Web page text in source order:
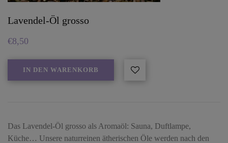
Lavendel-Öl grosso
€8,50
IN DEN WARENKORB
Das Lavendel-Öl grosso als Aromaöl: Sauna, Duftlampe,
Küche… Unsere naturreinen ätherischen Öle werden nach den